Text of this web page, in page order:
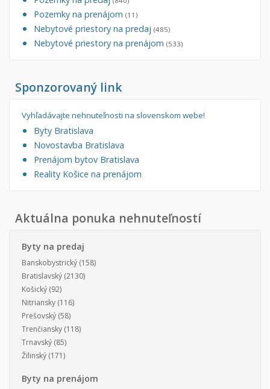
Pozemky na prenájom (11)
Nebytové priestory na predaj (485)
Nebytové priestory na prenájom (533)
Sponzorovaný link
Vyhľadávajte nehnuteľnosti na slovenskom webe!
Byty Bratislava
Novostavba Bratislava
Prenájom bytov Bratislava
Reality Košice na prenájom
Aktuálna ponuka nehnuteľností
Byty na predaj
Banskobystrický (158)
Bratislavský (2130)
Košický (92)
Nitriansky (116)
Prešovský (58)
Trenčiansky (118)
Trnavský (85)
Žilinský (171)
Byty na prenájom